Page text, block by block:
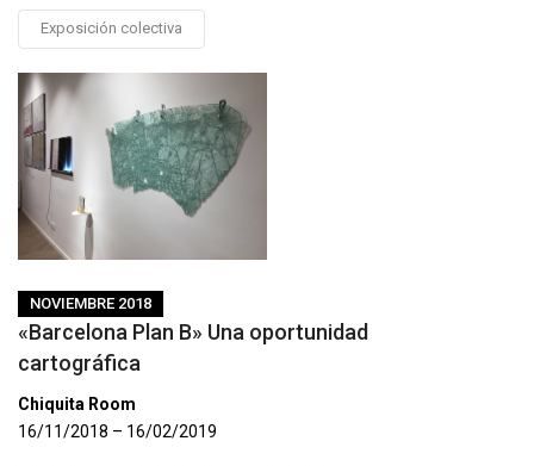
Exposición colectiva
NOVIEMBRE 2018
«Barcelona Plan B» Una oportunidad
cartográfica
Chiquita Room
16/11/2018 – 16/02/2019